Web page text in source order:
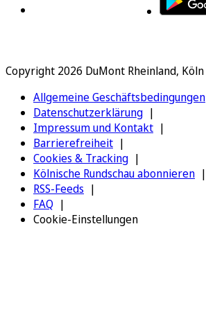
Copyright 2026 DuMont Rheinland, Köln
Allgemeine Geschäftsbedingungen
Datenschutzerklärung
Impressum und Kontakt
Barrierefreiheit
Cookies & Tracking
Kölnische Rundschau abonnieren
RSS-Feeds
FAQ
Cookie-Einstellungen